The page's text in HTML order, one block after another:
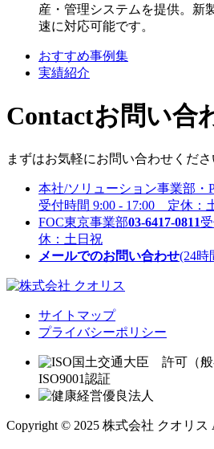
産・管理システムを提供。新
速に対応可能です。
おすすめ事例集
実績紹介
Contactお問い合
まずはお気軽にお問い合わせくださ
本社/ソリューション事業部・
受付時間 9:00 - 17:00 定休：
FOC東京事業部03-6417-0811
休：土日祝
メールでのお問い合わせ(24時
サイトマップ
プライバシーポリシー
国土交通大臣 許可（
ISO9001認証
Copyright © 2025 株式会社 クオリス